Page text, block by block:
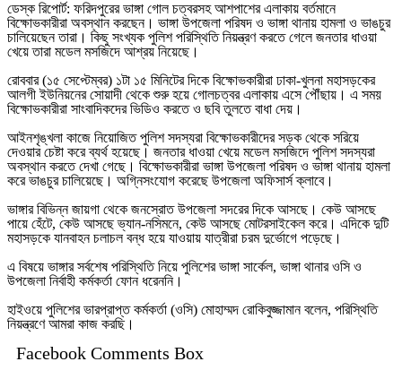
ডেস্ক রিপোর্ট: ফরিদপুরের ভাঙ্গা গোল চত্বরসহ আশপাশের এলাকায় বর্তমানে
বিক্ষোভকারীরা অবস্থান করছেন। ভাঙ্গা উপজেলা পরিষদ ও ভাঙ্গা থানায় হামলা ও ভাঙচুর
চালিয়েছেন তারা। কিছু সংখ্যক পুলিশ পরিস্থিতি নিয়ন্ত্রণ করতে গেলে জনতার ধাওয়া
খেয়ে তারা মডেল মসজিদে আশ্রয় নিয়েছে।
রোববার (১৫ সেপ্টেম্বর) ১টা ১৫ মিনিটের দিকে বিক্ষোভকারীরা ঢাকা-খুলনা মহাসড়কের
আলগী ইউনিয়নের সোয়াদী থেকে শুরু হয়ে গোলচত্বর এলাকায় এসে পৌঁছায়। এ সময়
বিক্ষোভকারীরা সাংবাদিকদের ভিডিও করতে ও ছবি তুলতে বাধা দেয়।
আইনশৃঙ্খলা কাজে নিয়োজিত পুলিশ সদস্যরা বিক্ষোভকারীদের সড়ক থেকে সরিয়ে
দেওয়ার চেষ্টা করে ব্যর্থ হয়েছে। জনতার ধাওয়া খেয়ে মডেল মসজিদে পুলিশ সদস্যরা
অবস্থান করতে দেখা গেছে। বিক্ষোভকারীরা ভাঙ্গা উপজেলা পরিষদ ও ভাঙ্গা থানায় হামলা
করে ভাঙচুর চালিয়েছে। অগ্নিসংযোগ করেছে উপজেলা অফিসার্স ক্লাবে।
ভাঙ্গার বিভিন্ন জায়গা থেকে জনস্রোত উপজেলা সদরের দিকে আসছে। কেউ আসছে
পায়ে হেঁটে, কেউ আসছে ভ্যান-নসিমনে, কেউ আসছে মোটরসাইকেল করে। এদিকে দুটি
মহাসড়কে যানবাহন চলাচল বন্ধ হয়ে যাওয়ায় যাত্রীরা চরম দুর্ভোগে পড়েছে।
এ বিষয়ে ভাঙ্গার সর্বশেষ পরিস্থিতি নিয়ে পুলিশের ভাঙ্গা সার্কেল, ভাঙ্গা থানার ওসি ও
উপজেলা নির্বাহী কর্মকর্তা ফোন ধরেননি।
হাইওয়ে পুলিশের ভারপ্রাপ্ত কর্মকর্তা (ওসি) মোহাম্মদ রোকিবুজ্জামান বলেন, পরিস্থিতি
নিয়ন্ত্রণে আমরা কাজ করছি।
Facebook Comments Box